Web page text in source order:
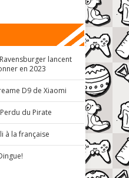
lancent
en 2023
D9 de Xiaomi
du Pirate
à la française